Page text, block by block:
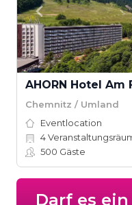
AHORN Hotel
Chemnitz / Umland
Eventlocation
4
500 Gäste
Darf es